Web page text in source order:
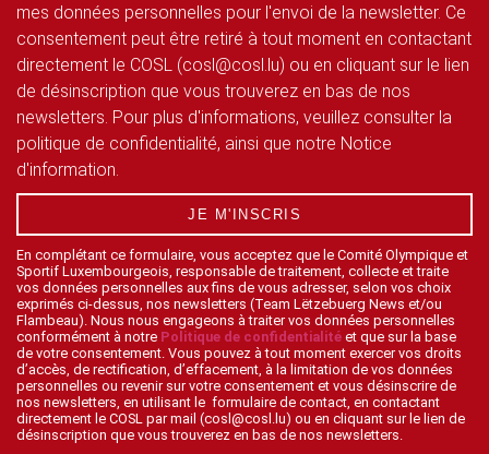
mes données personnelles pour l'envoi de la newsletter. Ce
consentement peut être retiré à tout moment en contactant
directement le COSL (cosl@cosl.lu) ou en cliquant sur le lien
de désinscription que vous trouverez en bas de nos
newsletters. Pour plus d'informations, veuillez consulter la
politique de confidentialité, ainsi que notre Notice
d'information.
JE M'INSCRIS
En complétant ce formulaire, vous acceptez que le Comité Olympique et
Sportif Luxembourgeois, responsable de traitement, collecte et traite
vos données personnelles aux fins de vous adresser, selon vos choix
exprimés ci-dessus, nos newsletters (Team Lëtzebuerg News et/ou
Flambeau). Nous nous engageons à traiter vos données personnelles
conformément à notre Politique de confidentialité et que sur la base
de votre consentement. Vous pouvez à tout moment exercer vos droits
d’accès, de rectification, d’effacement, à la limitation de vos données
personnelles ou revenir sur votre consentement et vous désinscrire de
nos newsletters, en utilisant le formulaire de contact, en contactant
directement le COSL par mail (cosl@cosl.lu) ou en cliquant sur le lien de
désinscription que vous trouverez en bas de nos newsletters.